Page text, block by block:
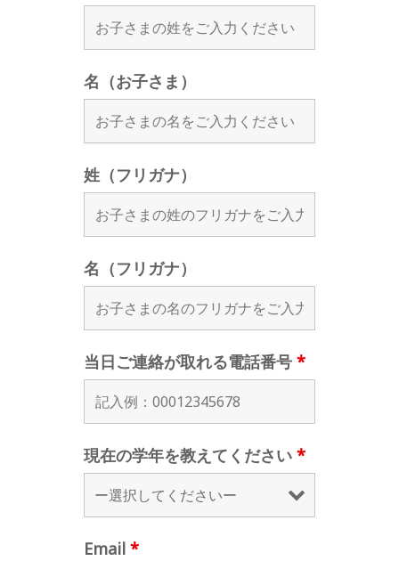
名（お子さま）
姓（フリガナ）
名（フリガナ）
当日ご連絡が取れる電話番号 *
現在の学年を教えてください *
Email *